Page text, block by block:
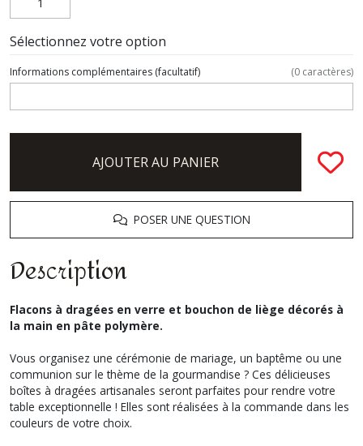
Sélectionnez votre option
Informations complémentaires (facultatif) (0 caractères)
AJOUTER AU PANIER
POSER UNE QUESTION
Description
Flacons à dragées en verre et bouchon de liège décorés à
la main en pâte polymère.
Vous organisez une cérémonie de mariage, un baptême ou une
communion sur le thème de la gourmandise ? Ces délicieuses
boîtes à dragées artisanales seront parfaites pour rendre votre
table exceptionnelle ! Elles sont réalisées à la commande dans les
couleurs de votre choix.